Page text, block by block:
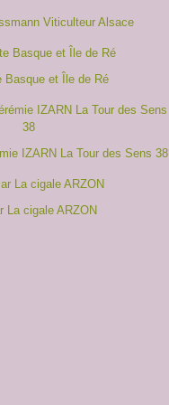
Viticulteur Alsace
Basque et Île de Ré
IZARN La Tour des Sens 38
La cigale ARZON